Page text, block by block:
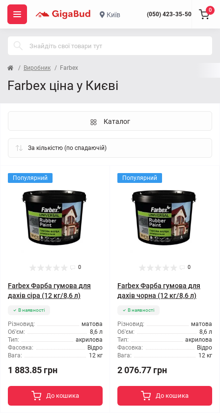
Київ (050) 423-35-50
0
Виробник Farbex
Farbex ціна у Києві
Каталог
Популярний
0
Farbex Фарба гумова для
дахів сіра (12 кг/8,6 л)
В наявності
Різновид:
матова
Об'єм:
8,6 л
Тип:
акрилова
Фасовка:
Відро
Вага:
12 кг
1 883.85 грн
До кошика
Популярний
0
Farbex Фарба гумова для
дахів чорна (12 кг/8,6 л)
В наявності
Різновид:
матова
Об'єм:
8,6 л
Тип:
акрилова
Фасовка:
Відро
Вага:
12 кг
2 076.77 грн
До кошика